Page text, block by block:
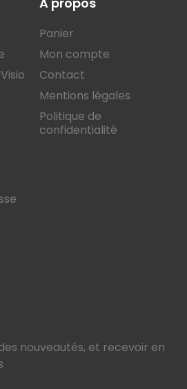
Panier
Mon compte
Contact
Mentions légales
Politique de
confidentialité
nouveautés, et recevoir en